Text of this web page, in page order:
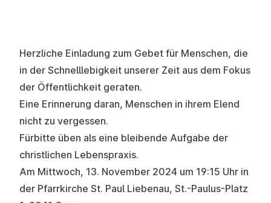
Herzliche Einladung zum Gebet für Menschen, die
in der Schnelllebigkeit unserer Zeit aus dem Fokus
der Öffentlichkeit geraten.
Eine Erinnerung daran, Menschen in ihrem Elend
nicht zu vergessen.
Fürbitte üben als eine bleibende Aufgabe der
christlichen Lebenspraxis.
Am Mittwoch, 13. November 2024 um 19:15 Uhr in
der Pfarrkirche St. Paul Liebenau, St.-Paulus-Platz